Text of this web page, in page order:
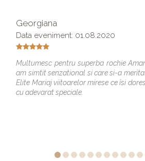
Georgiana
Data eveniment: 01.08.2020
Multumesc pentru superba rochie
am simtit senzational si care si-a
Elite Mariaj viitoarelor mirese ce îsi
cu adevarat speciale.